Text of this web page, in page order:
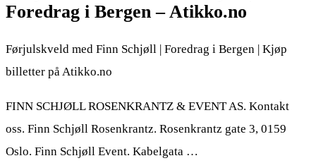
Foredrag i Bergen – Atikko.no
Førjulskveld med Finn Schjøll | Foredrag i Bergen | Kjøp
billetter på Atikko.no
FINN SCHJØLL ROSENKRANTZ & EVENT AS. Kontakt
oss. Finn Schjøll Rosenkrantz. Rosenkrantz gate 3, 0159
Oslo. Finn Schjøll Event. Kabelgata …